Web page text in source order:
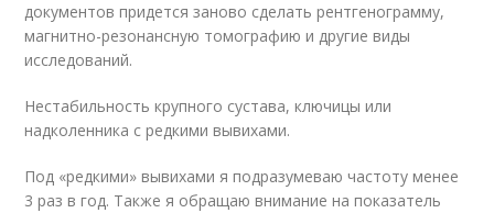
документов придется заново сделать рентгенограмму,
магнитно-резонансную томографию и другие виды
исследований.
Нестабильность крупного сустава, ключицы или
надколенника с редкими вывихами.
Под «редкими» вывихами я подразумеваю частоту менее
3 раз в год. Также я обращаю внимание на показатель